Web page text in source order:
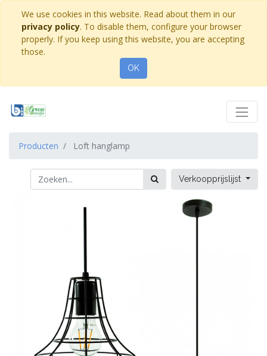
We use cookies in this website. Read about them in our
privacy policy. To disable them, configure your browser
properly. If you keep using this website, you are accepting
those.
OK
Producten Loft hanglamp
Verkoopprijslijst